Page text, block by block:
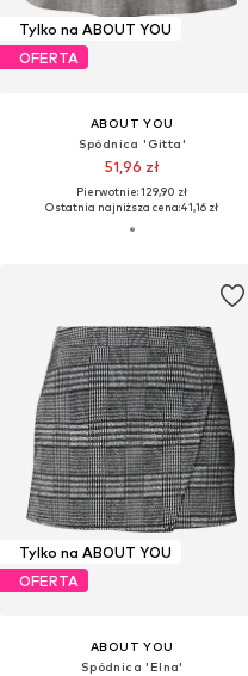
Tylko na ABOUT YOU
OFERTA
ABOUT YOU
Spódnica 'Gitta'
51,96 zł
Pierwotnie: 129,90 zł
Ostatnia najniższa cena:41,16 zł
Tylko na ABOUT YOU
OFERTA
ABOUT YOU
Spódnica 'Elna'